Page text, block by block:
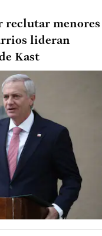
reclutar menores
lideran
Kast